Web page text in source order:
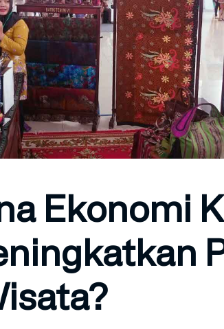
Ekonomi